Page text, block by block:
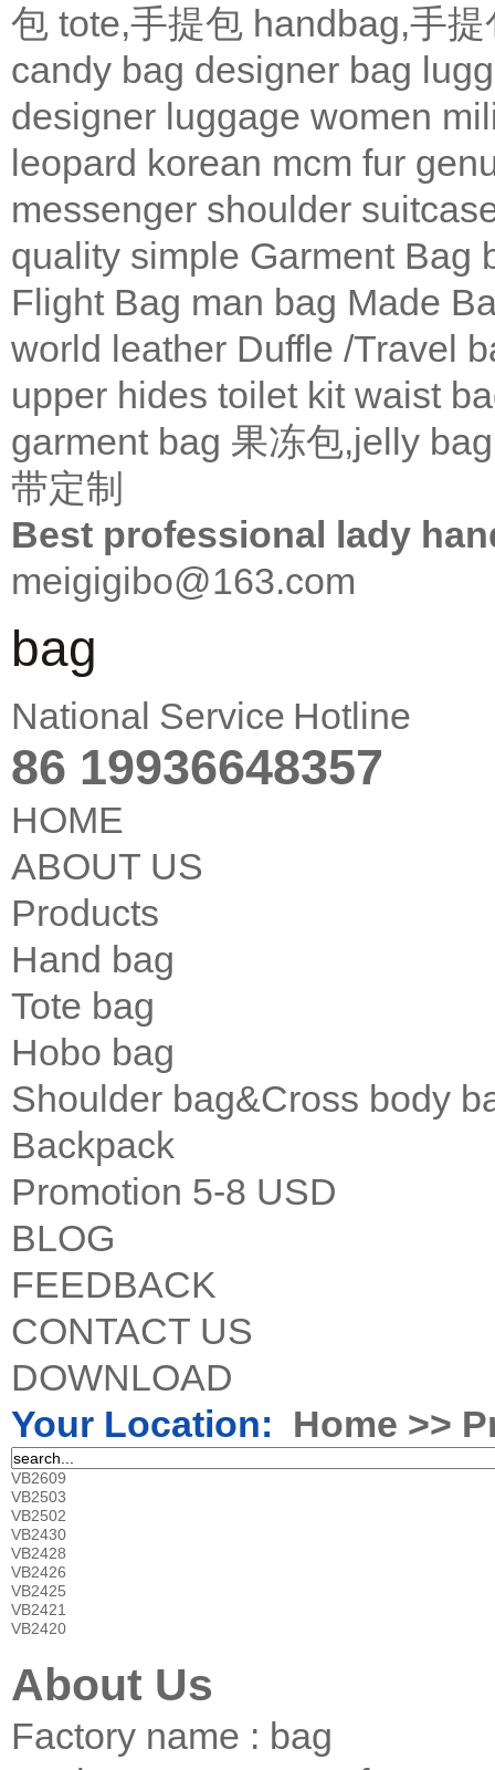
包 tote,手提包 handbag,手提
candy bag designer bag
designer luggage women
leopard korean mcm fur
messenger shoulder
quality simple Garment Bag
Flight Bag man bag Made
world leather Duffle /Travel
upper hides toilet kit waist
garment bag 果冻包,jelly bag
带定制
Best professional lady
meigigibo@163.com
bag
National Service Hotline
86 19936648357
HOME
ABOUT US
Products
Hand bag
Tote bag
Hobo bag
Shoulder bag&Cross body
Backpack
Promotion 5-8 USD
BLOG
FEEDBACK
CONTACT US
DOWNLOAD
Your Location: Home >>
VB2609
VB2503
VB2502
VB2430
VB2428
VB2426
VB2425
VB2421
VB2420
About Us
Factory name : bag